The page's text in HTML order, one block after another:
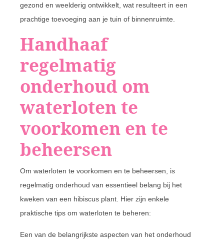
gezond en weelderig ontwikkelt, wat resulteert in een
prachtige toevoeging aan je tuin of binnenruimte.
Handhaaf
regelmatig
onderhoud om
waterloten te
voorkomen en te
beheersen
Om waterloten te voorkomen en te beheersen, is
regelmatig onderhoud van essentieel belang bij het
kweken van een hibiscus plant. Hier zijn enkele
praktische tips om waterloten te beheren:
Een van de belangrijkste aspecten van het onderhoud